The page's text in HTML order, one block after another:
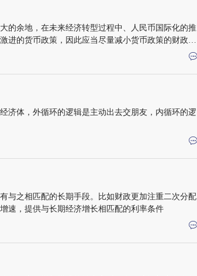
的余地，在未来经济转型过程中、人民币国际化的推
进的货币政策，因此应当尽量减小货币政策的财政功
的稳健，以迎接更多的挑战
济体，外循环的逻辑是主动出去交朋友，内循环的逻
与之相匹配的长期手段。比如财政更加注重二次分配
速，提供与长期经济增长相匹配的利率条件